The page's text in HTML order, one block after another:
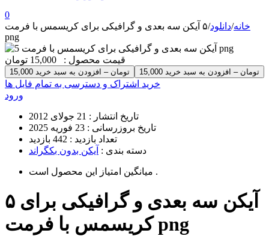
0
خانه/دانلود/
۵ آیکن سه بعدی و گرافیکی برای کریسمس با فرمت
png
قیمت محصول : 15,000 تومان
15,000 تومان – افزودن به سبد خرید
خرید اشتراک و دسترسی به تمام فایل ها
ورود
تاریخ انتشار : 21 جولای 2012
تاریخ بروزرسانی : 23 فوریه 2025
تعداد بازدید : 442 بازدید
دسته بندی : آیکن بدون بکگراند
میانگین امتیاز این محصول است .
۵ آیکن سه بعدی و گرافیکی برای
کریسمس با فرمت png